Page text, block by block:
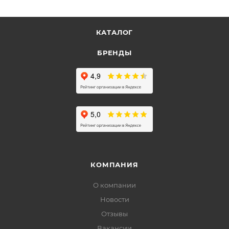
КАТАЛОГ
БРЕНДЫ
КОМПАНИЯ
О компании
Новости
Отзывы